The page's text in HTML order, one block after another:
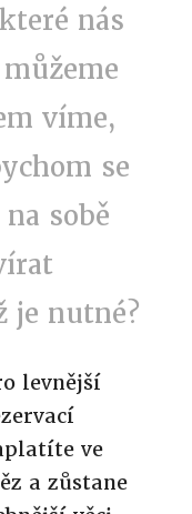
nás
víme,
se
sobě
je nutné?
levnější
ve
a zůstane